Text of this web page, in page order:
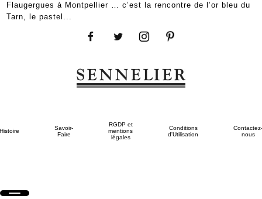
Flaugergues à Montpellier … c’est la rencontre de l’or bleu du
Tarn, le pastel...
Histoire
Savoir-
Faire
RGDP et
mentions
légales
Conditions
d'Utilisation
Contactez-
nous